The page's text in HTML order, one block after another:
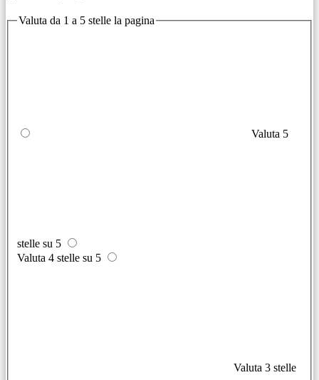
Valuta da 1 a 5 stelle la pagina
Valuta 5
stelle su 5
Valuta 4 stelle su 5
Valuta 3 stelle